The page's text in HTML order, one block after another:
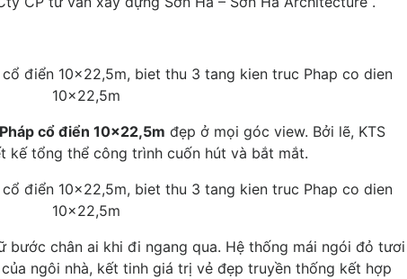
cổ điển 10x22,5m đẹp ở mọi góc view. Bởi lẽ, KTS
kế tổng thể công trình cuốn hút và bắt mắt.
bước chân ai khi đi ngang qua. Hệ thống mái ngói đỏ tươi
ngôi nhà, kết tinh giá trị vẻ đẹp truyền thống kết hợp